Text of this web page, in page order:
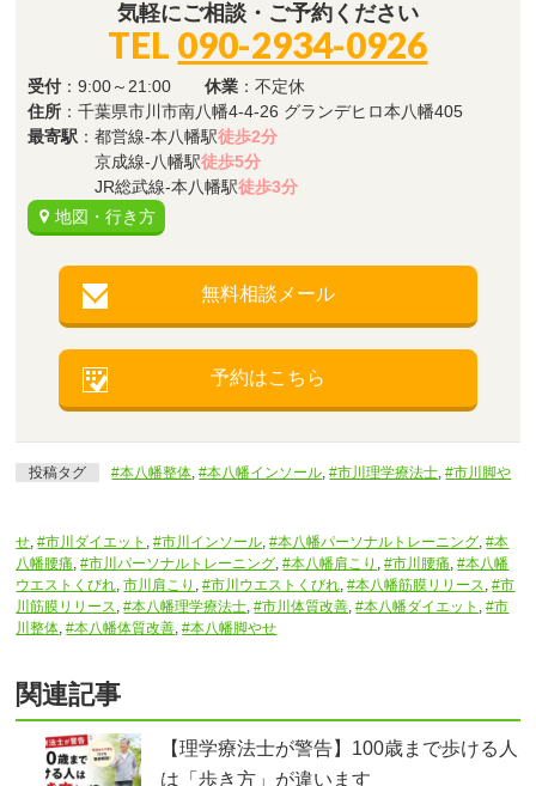
気軽にご相談・ご予約ください
TEL 090-2934-0926
受付 ：9:00～21:00休業 ：不定休
住所 ：千葉県市川市南八幡4-4-26 グランデヒロ本八幡405
最寄駅 ：都営線-本八幡駅徒歩2分
京成線-八幡駅徒歩5分
JR総武線-本八幡駅徒歩3分
地図・行き方
無料相談メール
予約はこちら
投稿タグ #本八幡整体,#本八幡インソール,#市川理学療法士,#市川脚や
せ,#市川ダイエット ,#市川インソール,#本八幡パーソナルトレーニング,#本
八幡腰痛,#市川パーソナルトレーニング,#本八幡肩こり ,#市川腰痛,#本八幡
ウエストくびれ,市川肩こり ,#市川ウエストくびれ,#本八幡筋膜リリース,#市
川筋膜リリース,#本八幡理学療法士,#市川体質改善,#本八幡ダイエット ,#市
川整体,#本八幡体質改善,#本八幡脚やせ
関連記事
【理学療法士が警告】100歳まで歩ける人
は「歩き方」が違います